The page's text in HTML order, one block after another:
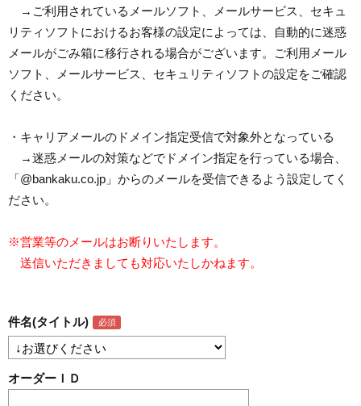
→ご利用されているメールソフト、メールサービス、セキュ
リティソフトにおけるお客様の設定によっては、自動的に迷惑
メールがごみ箱に移行される場合がございます。ご利用メール
ソフト、メールサービス、セキュリティソフトの設定をご確認
ください。
・キャリアメールのドメイン指定受信で対象外となっている
→迷惑メールの対策などでドメイン指定を行っている場合、
「@bankaku.co.jp」からのメールを受信できるよう設定してく
ださい。
※営業等のメールはお断りいたします。
送信いただきましても対応いたしかねます。
件名(タイトル)
オーダーＩＤ